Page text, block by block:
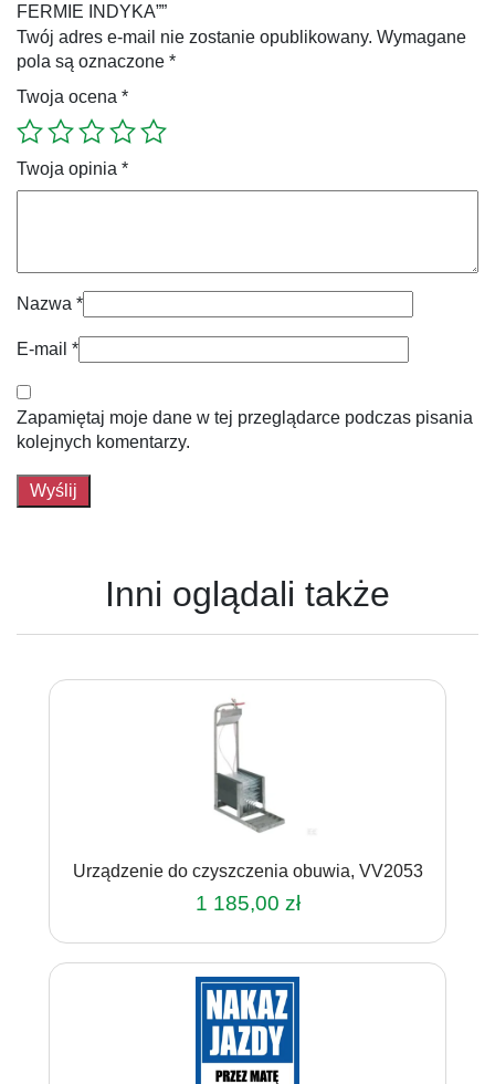
FERMIE INDYKA””
Twój adres e-mail nie zostanie opublikowany. Wymagane
pola są oznaczone *
Twoja ocena *
Twoja opinia *
Nazwa *
E-mail *
Zapamiętaj moje dane w tej przeglądarce podczas pisania
kolejnych komentarzy.
Inni oglądali także
Urządzenie do czyszczenia obuwia, VV2053
1 185,00 zł